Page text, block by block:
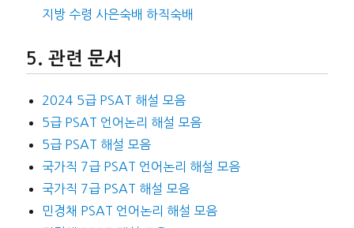
지방 수령 사은숙배 하직숙배
관련 문서
2024 5급 PSAT 해설 모음
5급 PSAT 언어논리 해설 모음
5급 PSAT 해설 모음
국가직 7급 PSAT 언어논리 해설 모음
국가직 7급 PSAT 해설 모음
민경채 PSAT 언어논리 해설 모음